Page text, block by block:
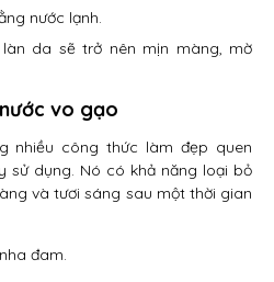
nước lạnh.
da sẽ trở nên mịn màng, mờ
vo gạo
nhiều công thức làm đẹp quen
sử dụng. Nó có khả năng loại bỏ
và tươi sáng sau một thời gian
đam.